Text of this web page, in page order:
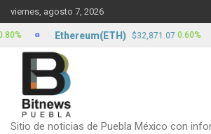
Skip
to
content
viernes, agosto 7, 2026
Sitio de noticias de Puebla México con
Ethereum(ETH) $32,871.07 0.60%